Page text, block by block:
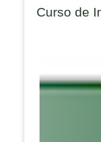
Curso de